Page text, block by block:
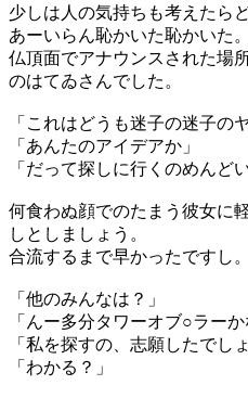
少しは人の気持ちも考えたら
あーいらん恥かいた恥かいた。
仏頂面でアナウンスされた場
のはてゐさんでした。
「これはどうも迷子の迷子の
「あんたのアイデアか」
「だって探しに行くのめんど
何食わぬ顔でのたまう彼女に
しとしましょう。
合流するまで早かったですし。
「他のみんなは？」
「んー多分タワーオブ○ラーか
「私を探すの、志願したでしょ
「わかる？」